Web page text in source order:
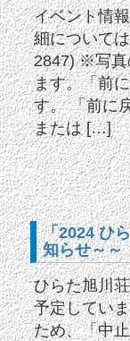
イベント情
細について
2847) ※写真
ます。「前
す。 「前に
または […]
「2024 ひ
知らせ～～
ひらた旭川
予定してい
ため、「中